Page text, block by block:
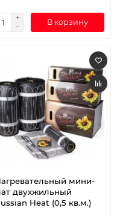
В корзину
мини-
двухжильный
Heat (0,5 кв.м.)